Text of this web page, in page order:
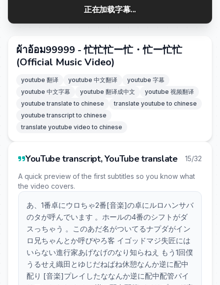
正在加载字幕...
ผ้าอ้อม99999 - 忙忙忙ー忙・忙ー忙忙
(Official Music Video)
youtube 翻译 youtube 中文翻译
youtube 字幕
youtube 中文字幕
youtube 翻译成中文
youtube 视频翻译
youtube translate to chinese
translate youtube to chinese
youtube transcript to chinese
translate youtube video to chinese
YouTube transcript, YouTube translate 15/32
A quick preview of the first subtitles so you know what
the video covers.
あ、1番卓にウロちゃ2番[音楽]の卓にルロハンサバ
のタが呼んでいます 。ホールの4番のシフトがダ
スっちゃう 。このあだ名がついてるナプダがイン
ロ兄ちゃんとか呼びやろ客 イゴッドマジ失匠には
いらない進行家あげなげのなり知らねえ もう1回僕
うるせえ織田とゆじだねばね休憩なんか逆に配中
配り [音楽]プレイしたななんか逆に配中配管パイ